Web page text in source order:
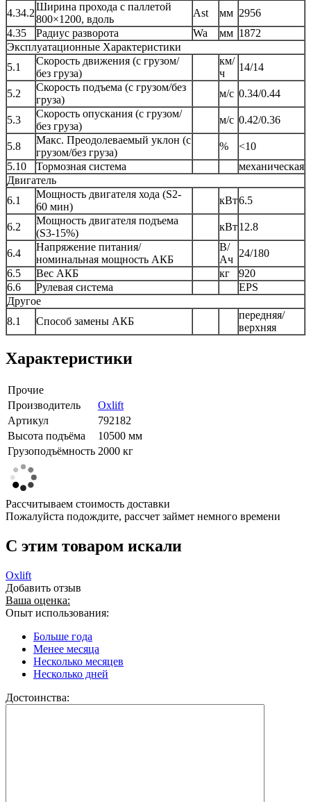
4.34.2
Ширина прохода с паллетой
800×1200, вдоль
Ast мм 2956
4.35
Радиус разворота Wa мм 1872
Эксплуатационные Характеристики
5.1
Скорость движения (с грузом/
без груза)
км/
ч
14/14
5.2
Скорость подъема (с грузом/без
груза)
м/с 0.34/0.44
5.3
Скорость опускания (с грузом/
без груза)
м/с 0.42/0.36
5.8
Макс. Преодолеваемый уклон (с
грузом/без груза)
%
<10
5.10
Тормозная система
механическая
Двигатель
6.1
Мощность двигателя хода (S2-
60 мин)
кВт6.5
6.2
Мощность двигателя подъема
(S3-15%)
кВт12.8
6.4
Напряжение питания/
номинальная мощность АКБ
В/
Ач
24/180
6.5
Вес АКБ кг
920
6.6
Рулевая система
EPS
Другое
8.1
Способ замены АКБ
передняя/
верхняя
Характеристики
Прочие
Производитель
Oxlift
Артикул
792182
Высота подъёма
10500 мм
Грузоподъёмность 2000 кг
Рассчитываем стоимость доставки
Пожалуйста подождите, рассчет займет немного времени
C этим товаром искали
Oxlift
Добавить отзыв
Ваша оценка:
Опыт использования:
Больше года
Менее месяца
Несколько месяцев
Несколько дней
Достоинства: